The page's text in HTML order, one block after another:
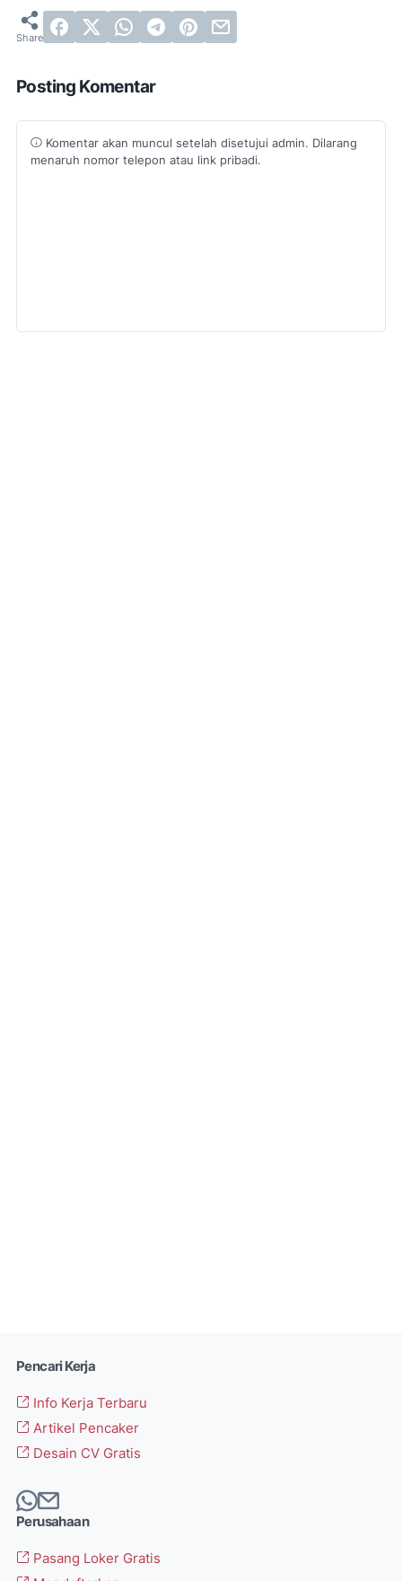
Posting Komentar
Komentar akan muncul setelah disetujui admin. Dilarang
menaruh nomor telepon atau link pribadi.
Pencari Kerja
Info Kerja Terbaru
Artikel Pencaker
Desain CV Gratis
Perusahaan
Pasang Loker Gratis